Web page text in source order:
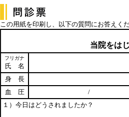
この用紙を印刷し、以下の質問にお答え
当院をは
フリガナ
氏 名
身 長
血 圧
/
１）今日はどうされましたか？